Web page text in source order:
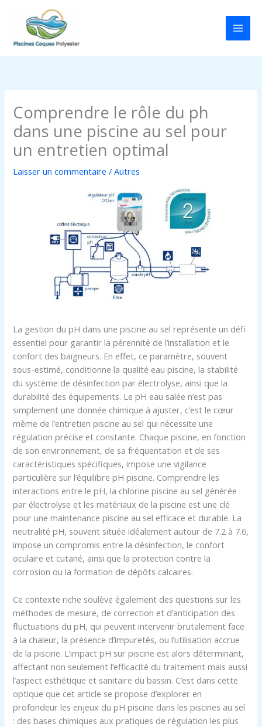
contenu
Comprendre le rôle du ph
dans une piscine au sel pour
un entretien optimal
Laisser un commentaire /Autres
La gestion du pH dans une piscine au sel représente un défi
essentiel pour garantir la pérennité de l’installation et le
confort des baigneurs. En effet, ce paramètre, souvent
sous-estimé, conditionne la qualité eau piscine, la stabilité
du système de désinfection par électrolyse, ainsi que la
durabilité des équipements. Le pH eau salée n’est pas
simplement une donnée chimique à ajuster, c’est le cœur
même de l’entretien piscine au sel qui nécessite une
régulation précise et constante. Chaque piscine, en fonction
de son environnement, de sa fréquentation et de ses
caractéristiques spécifiques, impose une vigilance
particulière sur l’équilibre pH piscine. Comprendre les
interactions entre le pH, la chlorine piscine au sel générée
par électrolyse et les matériaux de la piscine est une clé
pour une maintenance piscine au sel efficace et durable. La
neutralité pH, souvent située idéalement autour de 7.2 à 7.6,
impose un compromis entre la désinfection, le confort
oculaire et cutané, ainsi que la protection contre la
corrosion ou la formation de dépôts calcaires.
Ce contexte riche soulève également des questions sur les
méthodes de mesure, de correction et d’anticipation des
fluctuations du pH, qui peuvent intervenir brutalement face
à la chaleur, la présence d’impuretés, ou l’utilisation accrue
de la piscine. L’impact pH sur piscine est alors déterminant,
affectant non seulement l’efficacité du traitement mais aussi
l’aspect esthétique et sanitaire du bassin. C’est dans cette
optique que cet article se propose d’explorer en
profondeur les enjeux du pH piscine dans les piscines au sel
: des bases chimiques aux pratiques de régulation les plus